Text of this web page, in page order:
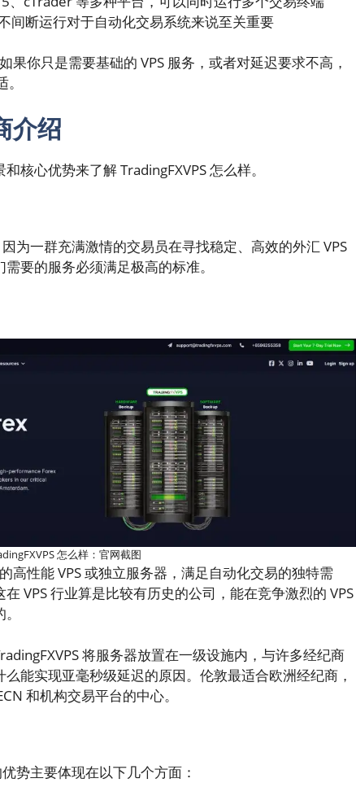
间断运行对于自动化交易系统来说至关重要
果你只是需要基础的 VPS 服务，或者对延迟要求不高，
介绍
核心优势来了解 TradingFXVPS 怎么样。
因为一群充满激情的交易员在寻找稳定、高效的外汇 VPS
要的服务必须满足极高的标准。
怎么样：官网截图
高性能 VPS 或独立服务器，满足自动化交易的独特需
VPS 行业算是比较有历史的公司，能在竞争激烈的 VPS
将服务器放置在一级设施内，与许多经纪商
能实现亚毫秒级延迟的原因。伦敦最适合欧洲经纪商，
和机构交易平台的中心。
势主要体现在以下几个方面：